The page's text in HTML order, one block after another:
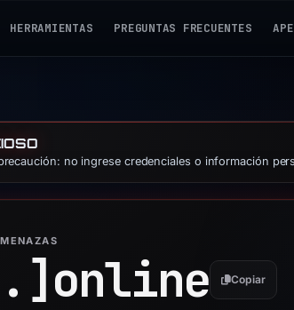
HERRAMIENTAS PREGUNTAS FRECUENTES
no ingrese credenciales o información
online Copiar